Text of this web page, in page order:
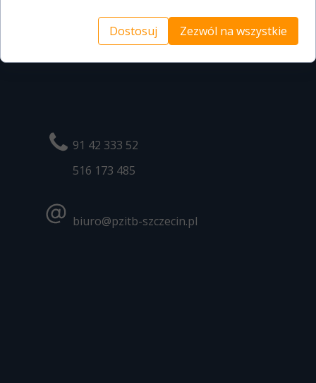
7.00 - 14.00
91 42 333 52
516 173 485
biuro@pzitb-szczecin.pl
Dostosuj Zezwól na wszystkie